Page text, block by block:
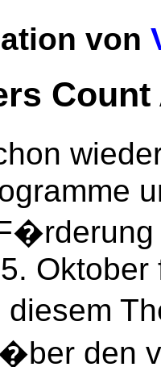
von
den